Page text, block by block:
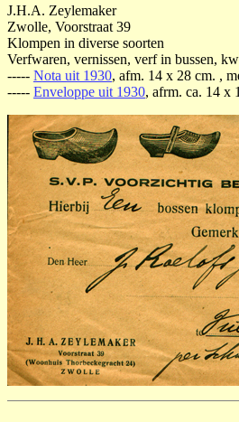
J.H.A. Zeylemaker
Zwolle, Voorstraat 39
Klompen in diverse soorten
Verfwaren, vernissen, verf in bussen,
----- Nota uit 1930, afm. 14 x 28 cm. ,
----- Enveloppe uit 1930, afrm. ca. 14 x